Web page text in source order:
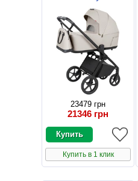
23479 грн
21346 грн
Купить в 1 клик